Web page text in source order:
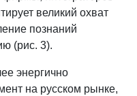
великий охват
познаний
(рис. 3).
энергично
на русском рынке,